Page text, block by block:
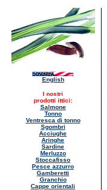
English
I nostri
prodotti ittici:
Salmone
Tonno
Ventresca di tonno
Sgombri
Acciughe
Aringhe
Sardine
Merluzzo
Stoccafisso
Pesce azzurro
Gamberetti
Granchio
Cappe orientali